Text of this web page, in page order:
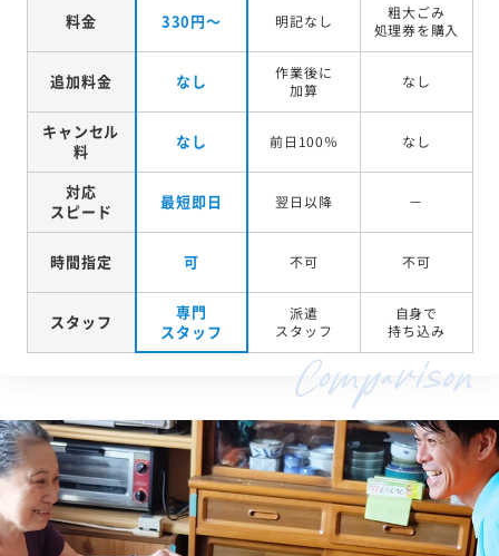
料金 330円～ 明記なし
粗大ごみ
処理券を購入
追加料金 なし
作業後に
加算
なし
キャンセル
料
なし 前日100％ なし
対応
スピード
最短即日 翌日以降 －
時間指定 可 不可 不可
スタッフ
専門
スタッフ
派遣
スタッフ
自身で
持ち込み